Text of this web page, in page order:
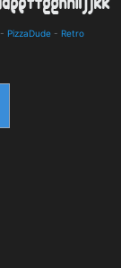
- PizzaDude - Retro